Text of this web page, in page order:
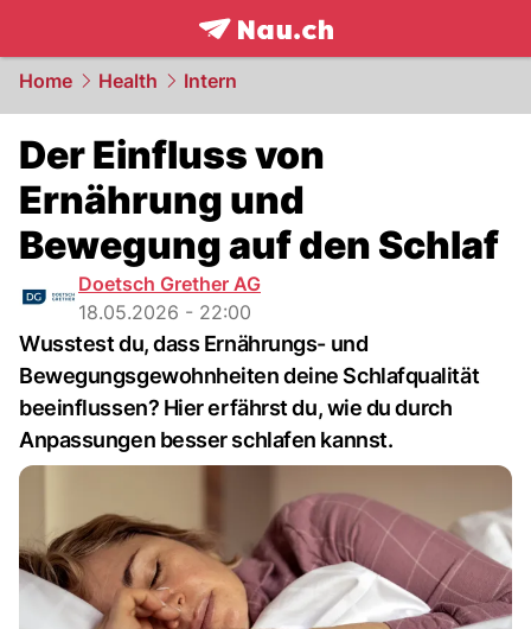
frontpage.NAU.ch
Home Health Intern
Der Einfluss von
Ernährung und
Bewegung auf den Schlaf
Doetsch Grether AG
18.05.2026 - 22:00
Wusstest du, dass Ernährungs- und
Bewegungsgewohnheiten deine Schlafqualität
beeinflussen? Hier erfährst du, wie du durch
Anpassungen besser schlafen kannst.